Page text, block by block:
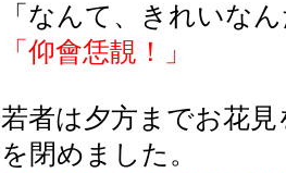
「なんて、きれいな
「仰會恁靚！」
若者は夕方までお花
を閉めました。